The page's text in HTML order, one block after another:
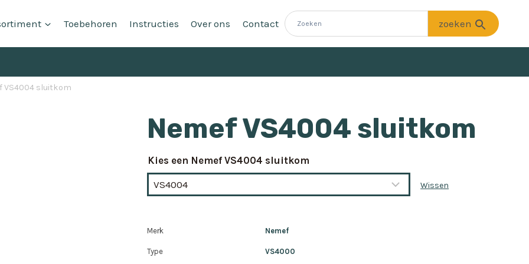
Toebehoren Instructies Over ons Contact
VS4004 sluitkom
Nemef VS4004 sluitkom
Kies een Nemef VS4004 sluitkom
Wissen
Merk
Type
Nemef
VS4000